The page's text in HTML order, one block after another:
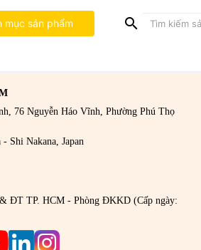
mục sản phẩm search
76 Nguyễn Háo Vĩnh, Phường Phú Thọ
Shi Nakana, Japan
ĐT TP. HCM - Phòng ĐKKD (Cấp ngày: